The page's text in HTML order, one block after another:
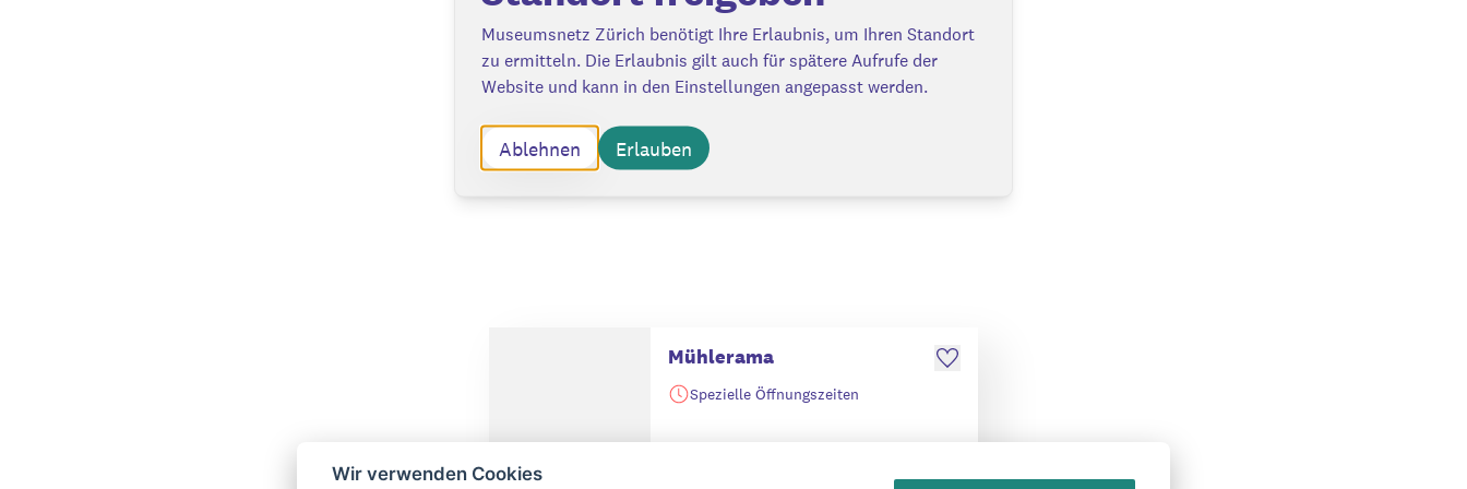
Mühlerama
Spezielle Öffnungszeiten
Museumsnetz Zürich benötigt Ihre Erlaubnis, um Ihren Standort
zu ermitteln. Die Erlaubnis gilt auch für spätere Aufrufe der
Website und kann in den Einstellungen angepasst werden.
Ablehnen Erlauben
Wir verwenden Cookies